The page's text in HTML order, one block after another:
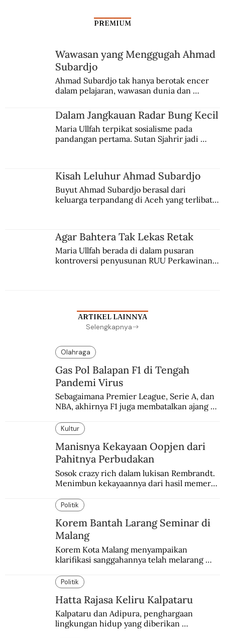
Ketika George McTurnan Kahin
Disangka Orang Belanda
PREMIUM
Wawasan yang Menggugah Ahmad
Subardjo
Ahmad Subardjo tak hanya berotak encer
dalam pelajaran, wawasan dunia dan
Jules Verne, Multatuli, hingga Sun Yat-sen.
Dalam Jangkauan Radar Bung Kecil
Maria Ullfah terpikat sosialisme pada
pandangan pertama. Sutan Sjahrir jadi
Kisah Leluhur Ahmad Subardjo
Buyut Ahmad Subardjo berasal dari
keluarga terpandang di Aceh yang terlibat
Agar Bahtera Tak Lekas Retak
Maria Ullfah berada di dalam pusaran
kontroversi penyusunan RUU Perkawinan.
ARTIKEL LAINNYA
Selengkapnya
Olahraga
Gas Pol Balapan F1 di Tengah
Pandemi Virus
Sebagaimana Premier League, Serie A, dan
NBA, akhirnya F1 juga membatalkan ajang
enam dekade lampau.
Kultur
Manisnya Kekayaan Oopjen dari
Pahitnya Perbudakan
Sosok crazy rich dalam lukisan Rembrandt.
Menimbun kekayaannya dari hasil memeras
Politik
Korem Bantah Larang Seminar di
Malang
Korem Kota Malang menyampaikan
klarifikasi sanggahannya telah melarang
Malang.
Politik
Hatta Rajasa Keliru Kalpataru
Kalpataru dan Adipura, penghargaan
lingkungan hidup yang diberikan